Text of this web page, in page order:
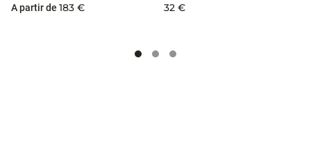
A partir de 183 €
32 €